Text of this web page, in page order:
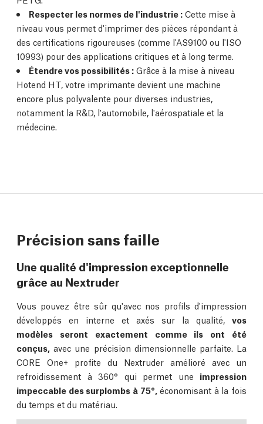
Respecter les normes de l'industrie : Cette mise à
niveau vous permet d'imprimer des pièces répondant à
des certifications rigoureuses (comme l'AS9100 ou l'ISO
10993) pour des applications critiques et à long terme.
Étendre vos possibilités : Grâce à la mise à niveau
Hotend HT, votre imprimante devient une machine
encore plus polyvalente pour diverses industries,
notamment la R&D, l'automobile, l'aérospatiale et la
médecine.
Précision sans faille
Une qualité d'impression exceptionnelle
grâce au Nextruder
Vous pouvez être sûr qu'avec nos profils d'impression
développés en interne et axés sur la qualité, vos
modèles seront exactement comme ils ont été
conçus, avec une précision dimensionnelle parfaite. La
CORE One+ profite du Nextruder amélioré avec un
refroidissement à 360° qui permet une impression
impeccable des surplombs à 75°,économisant à la fois
du temps et du matériau.